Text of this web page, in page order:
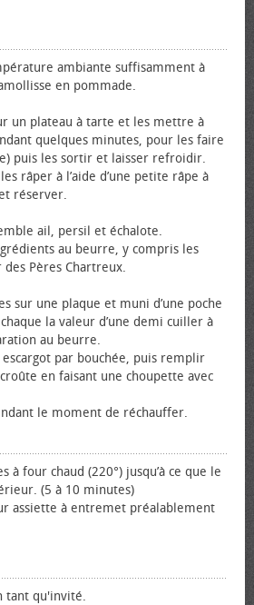
ambiante suffisamment à
en pommade.
un plateau à tarte et les mettre à
quelques minutes, pour les faire
puis les sortir et laisser refroidir.
râper à l’aide d’une petite râpe à
réserver.
ail, persil et échalote.
au beurre, y compris les
Pères Chartreux.
sur une plaque et muni d’une poche
la valeur d’une demi cuiller à
au beurre.
par bouchée, puis remplir
en faisant une choupette avec
le moment de réchauffer.
à four chaud (220°) jusqu’à ce que le
(5 à 10 minutes)
assiette à entremet préalablement
tant qu'invité.